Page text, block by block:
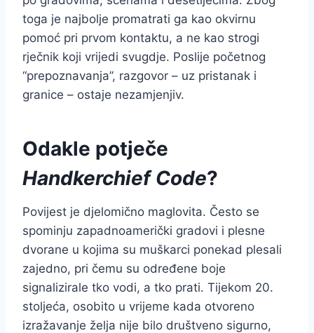
toga je najbolje promatrati ga kao okvirnu
pomoć pri prvom kontaktu, a ne kao strogi
rječnik koji vrijedi svugdje. Poslije početnog
“prepoznavanja”, razgovor – uz pristanak i
granice – ostaje nezamjenjiv.
Odakle potječe
Handkerchief Code?
Povijest je djelomično maglovita. Često se
spominju zapadnoamerički gradovi i plesne
dvorane u kojima su muškarci ponekad plesali
zajedno, pri čemu su određene boje
signalizirale tko vodi, a tko prati. Tijekom 20.
stoljeća, osobito u vrijeme kada otvoreno
izražavanje želja nije bilo društveno sigurno,